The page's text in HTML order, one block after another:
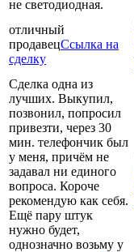
не светодиодная.
отличный
продавецСсылка на
сделку
Сделка одна из
лучших. Выкупил,
позвонил, попросил
привезти, через 30
мин. телефончик был
у меня, причём не
задавал ни единого
вопроса. Короче
рекомендую как себя.
Ещё пару штук
нужно будет,
однозначно возьму у